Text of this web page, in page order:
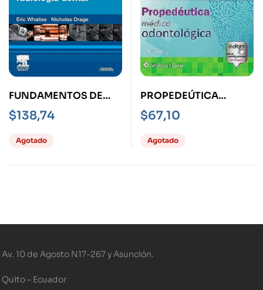
FUNDAMENTOS DE
RADIOLOGÍA DENTAL
5ED
$138,74
Agotado
PROPEDEÚTICA
MÉDICO
ODONTOLÓGICA
$67,10
Agotado
Av. 10 de Agosto N17-267 y Asunción.
Quito – Ecuador